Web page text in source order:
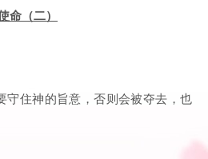
命（二）
住神的旨意，否则会被夺去，也